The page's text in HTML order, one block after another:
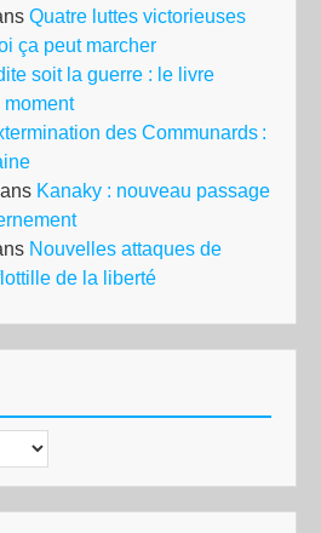
Quatre luttes victorieuses
ça peut marcher
soit la guerre : le livre
des Communards :
Kanaky : nouveau passage
Nouvelles attaques de
de la liberté